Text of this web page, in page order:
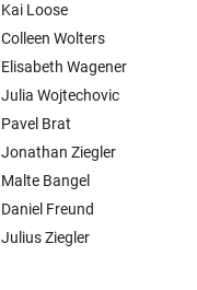
Kai Loose
Colleen Wolters
Elisabeth Wagener
Julia Wojtechovic
Pavel Brat
Jonathan Ziegler
Malte Bangel
Daniel Freund
Julius Ziegler